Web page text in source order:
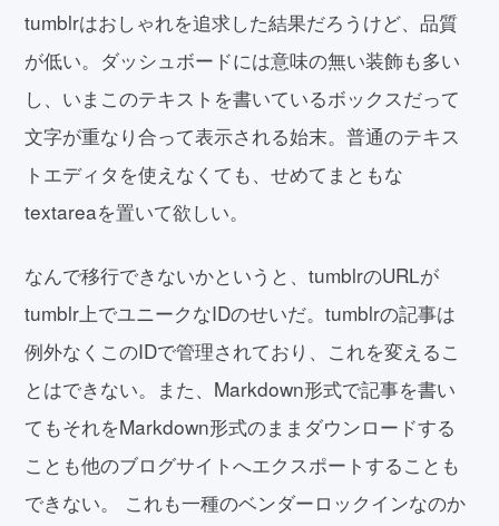
tumblrはおしゃれを追求した結果だろうけど、品質
が低い。ダッシュボードには意味の無い装飾も多い
し、いまこのテキストを書いているボックスだって
文字が重なり合って表示される始末。普通のテキス
トエディタを使えなくても、せめてまともな
textareaを置いて欲しい。
なんで移行できないかというと、tumblrのURLが
tumblr上でユニークなIDのせいだ。tumblrの記事は
例外なくこのIDで管理されており、これを変えるこ
とはできない。また、Markdown形式で記事を書い
てもそれをMarkdown形式のままダウンロードする
ことも他のブログサイトへエクスポートすることも
できない。 これも一種のベンダーロックインなのか